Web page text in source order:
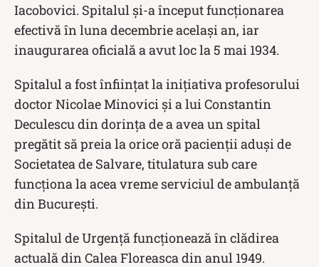
Iacobovici. Spitalul și-a început funcționarea
efectivă în luna decembrie același an, iar
inaugurarea oficială a avut loc la 5 mai 1934.
Spitalul a fost înființat la inițiativa profesorului
doctor Nicolae Minovici și a lui Constantin
Deculescu din dorința de a avea un spital
pregătit să preia la orice oră pacienții aduși de
Societatea de Salvare, titulatura sub care
funcționa la acea vreme serviciul de ambulanță
din București.
Spitalul de Urgență funcționează în clădirea
actuală din Calea Floreasca din anul 1949.